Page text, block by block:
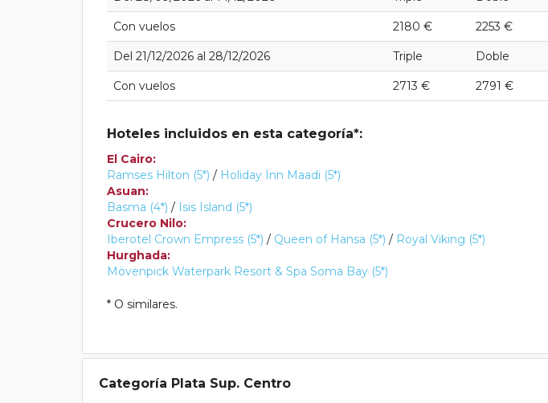
Con vuelos 2180 € 2253 €
Del 21/12/2026 al 28/12/2026 Triple Doble
Con vuelos 2713 € 2791 €
Hoteles incluidos en esta categoría*:
El Cairo:
Ramses Hilton (5*) / Holiday Inn Maadi (5*)
Asuan:
Basma (4*) / Isis Island (5*)
Crucero Nilo:
Iberotel Crown Empress (5*) / Queen of Hansa (5*) / Royal Viking (5*)
Hurghada:
Mövenpick Waterpark Resort & Spa Soma Bay (5*)
* O similares.
Categoría Plata Sup. Centro